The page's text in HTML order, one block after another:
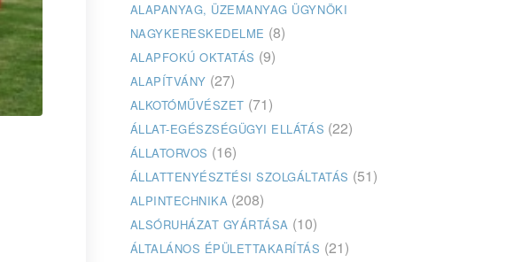
ALAPANYAG, ÜZEMANYAG ÜGYNÖKI
NAGYKERESKEDELME (8)
ALAPFOKÚ OKTATÁS (9)
ALAPÍTVÁNY (27)
ALKOTÓMŰVÉSZET (71)
ÁLLAT-EGÉSZSÉGÜGYI ELLÁTÁS (22)
ÁLLATORVOS (16)
ÁLLATTENYÉSZTÉSI SZOLGÁLTATÁS (51)
ALPINTECHNIKA (208)
ALSÓRUHÁZAT GYÁRTÁSA (10)
ÁLTALÁNOS ÉPÜLETTAKARÍTÁS (21)